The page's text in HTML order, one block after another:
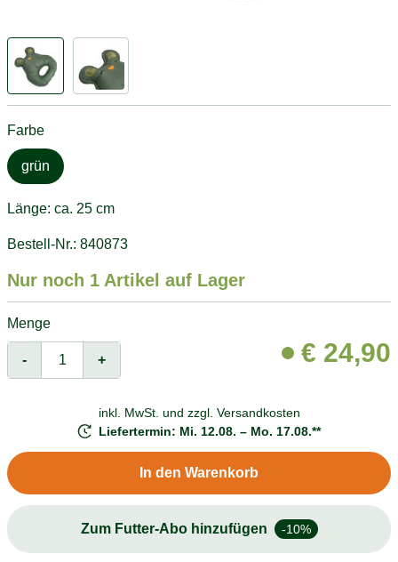
Farbe
grün
Länge: ca. 25 cm
Bestell-Nr.: 840873
Nur noch 1 Artikel auf Lager
Menge
- + € 24,90
inkl. MwSt. und zzgl. Versandkosten
Liefertermin: Mi. 12.08. – Mo. 17.08.**
In den Warenkorb
Zum Futter-Abo hinzufügen -10%